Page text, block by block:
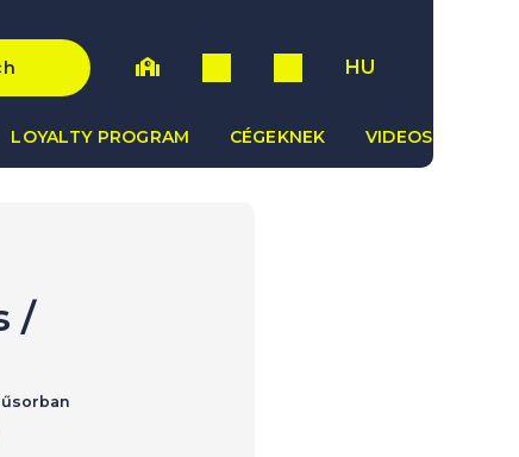
HU
LOYALTY PROGRAM CÉGEKNEK VIDEOS
/